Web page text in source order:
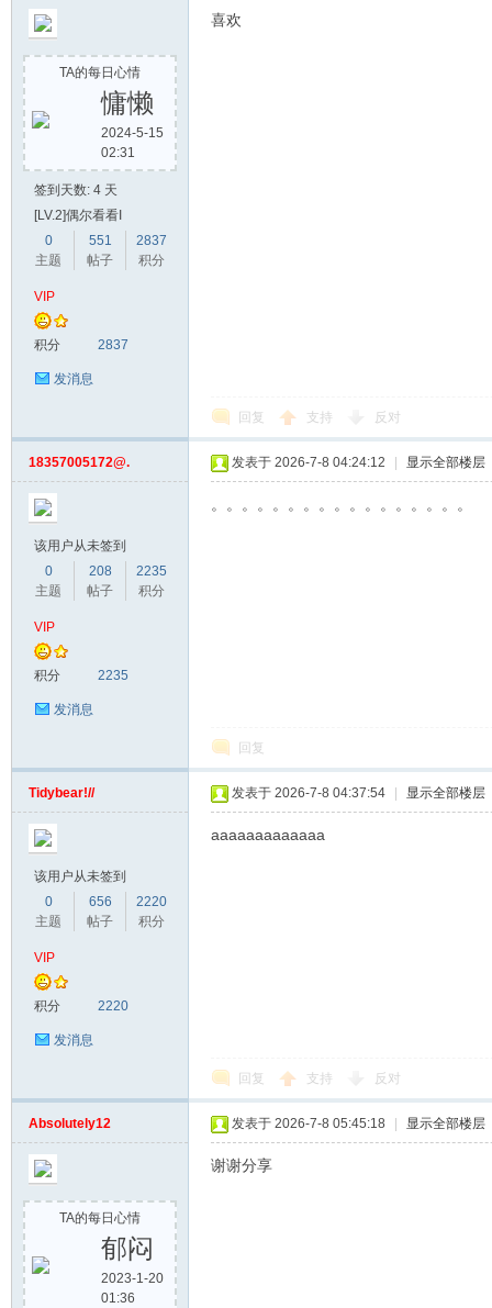
TA的每日心情
慵懒
2024-5-15
02:31
签到天数: 4 天
[LV.2]偶尔看看I
0
主题
551
帖子
2837
积分
VIP
积分 2837
发消息
喜欢
回复 支持 反对
18357005172@.
该用户从未签到
0
主题
208
帖子
2235
积分
VIP
积分 2235
发消息
发表于 2026-7-8 04:24:12 显示全部楼层
。。。。。。。。。。。。。。。。。
回复
Tidybear!//
该用户从未签到
0
主题
656
帖子
2220
积分
VIP
积分 2220
发消息
发表于 2026-7-8 04:37:54 显示全部楼层
aaaaaaaaaaaaa
回复 支持 反对
Absolutely12
TA的每日心情
郁闷
2023-1-20
01:36
发表于 2026-7-8 05:45:18 显示全部楼层
谢谢分享